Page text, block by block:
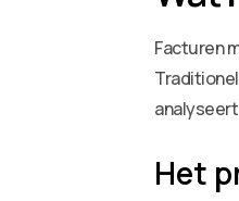
Facturen
Het